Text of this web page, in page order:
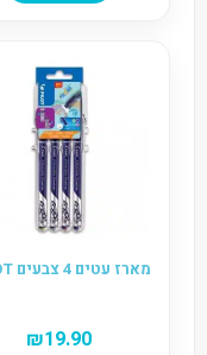
מארז עטים 4 צבעים PILOT
₪19.90